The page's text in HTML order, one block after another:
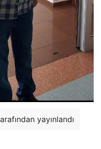
yayınlandı